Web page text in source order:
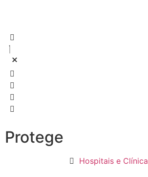
Protege
Hospitais e